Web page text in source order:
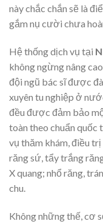
này chắc chắn sẽ là
gắm nụ cười chưa
Hệ thống dịch vụ tại
không ngừng nâng
đội ngũ bác sĩ được
xuyên tu nghiệp ở
đều được đảm bảo
toàn theo chuẩn quốc
vụ thăm khám, điều
răng sứ, tẩy trắng
X quang; nhổ răng,
chu.
Không những thế, cơ